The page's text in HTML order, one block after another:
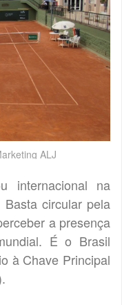
ALJ
internacional na
Basta circular pela
a presença
É o Brasil
à Chave Principal